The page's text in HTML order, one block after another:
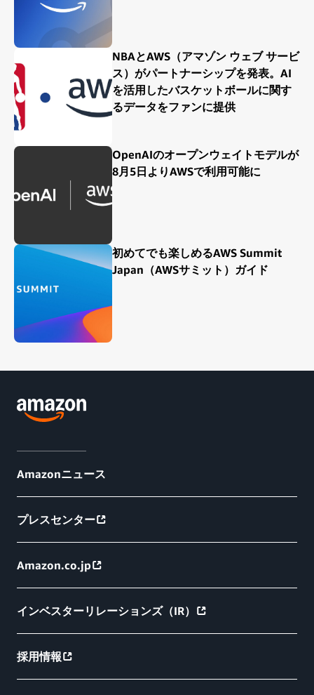
NBAとAWS（アマゾン ウェブ サービ
ス）がパートナーシップを発表。AI
を活用したバスケットボールに関す
るデータをファンに提供
OpenAIのオープンウェイトモデルが
8月5日よりAWSで利用可能に
初めてでも楽しめるAWS Summit
Japan（AWSサミット）ガイド
Amazonニュース
プレスセンター
Amazon.co.jp
インベスターリレーションズ（IR）
採用情報